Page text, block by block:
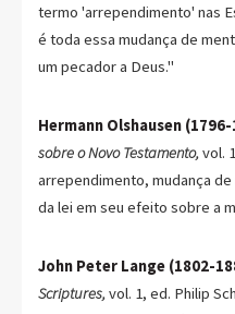
termo 'arrependimento' nas
é toda essa mudança de
um pecador a Deus."
Hermann Olshausen
sobre o Novo Testamento,vol.
arrependimento, mudança
da lei em seu efeito sobre a
John Peter Lange (1802-
Scriptures,vol. 1, ed. Philip